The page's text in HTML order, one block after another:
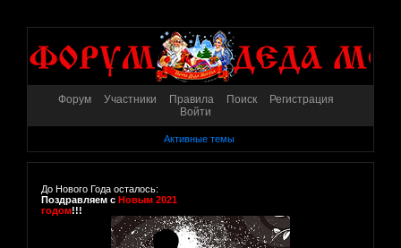
Форум Участники Правила Поиск
Регистрация
Войти
Активные темы
До Нового Года осталось:
Поздравляем с Новым 2021
годом!!!